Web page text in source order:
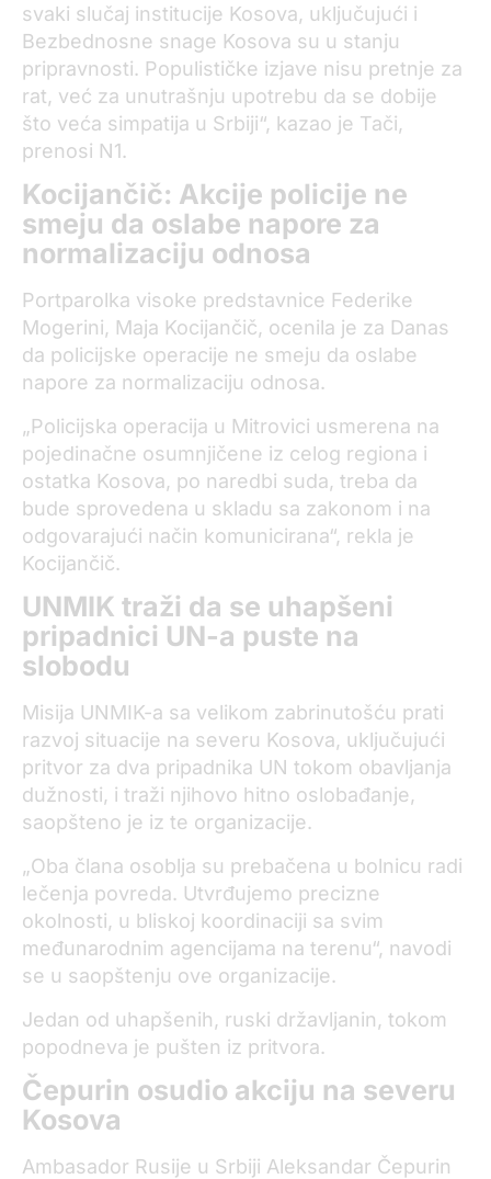
svaki slučaj institucije Kosova, uključujući i
Bezbednosne snage Kosova su u stanju
pripravnosti. Populističke izjave nisu pretnje za
rat, već za unutrašnju upotrebu da se dobije
što veća simpatija u Srbiji“, kazao je Tači,
prenosi N1.
Kocijančič: Akcije policije ne
smeju da oslabe napore za
normalizaciju odnosa
Portparolka visoke predstavnice Federike
Mogerini, Maja Kocijančič, ocenila je za Danas
da policijske operacije ne smeju da oslabe
napore za normalizaciju odnosa.
„Policijska operacija u Mitrovici usmerena na
pojedinačne osumnjičene iz celog regiona i
ostatka Kosova, po naredbi suda, treba da
bude sprovedena u skladu sa zakonom i na
odgovarajući način komunicirana“, rekla je
Kocijančič.
UNMIK traži da se uhapšeni
pripadnici UN-a puste na
slobodu
Misija UNMIK-a sa velikom zabrinutošću prati
razvoj situacije na severu Kosova, uključujući
pritvor za dva pripadnika UN tokom obavljanja
dužnosti, i traži njihovo hitno oslobađanje,
saopšteno je iz te organizacije.
„Oba člana osoblja su prebačena u bolnicu radi
lečenja povreda. Utvrđujemo precizne
okolnosti, u bliskoj koordinaciji sa svim
međunarodnim agencijama na terenu“, navodi
se u saopštenju ove organizacije.
Jedan od uhapšenih, ruski državljanin, tokom
popodneva je pušten iz pritvora.
Čepurin osudio akciju na severu
Kosova
Ambasador Rusije u Srbiji Aleksandar Čepurin